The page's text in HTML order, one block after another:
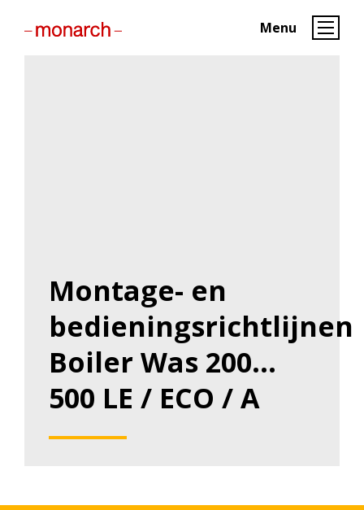
Menu
Montage- en
bedieningsrichtlijnen
Boiler Was 200…
500 LE / ECO / A